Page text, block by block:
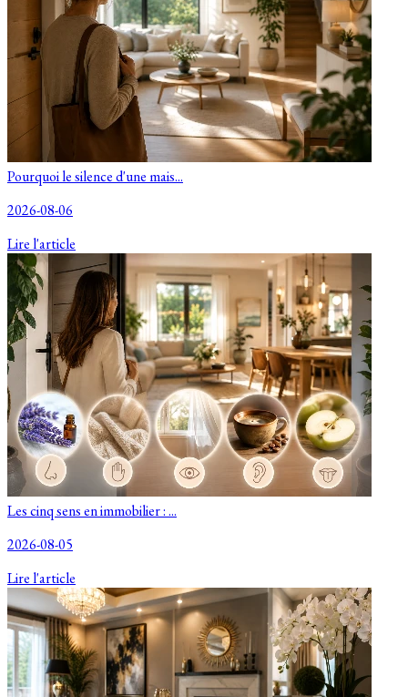
Pourquoi le silence d'une mais...
2026-08-06
Lire l'article
Les cinq sens en immobilier : ...
2026-08-05
Lire l'article